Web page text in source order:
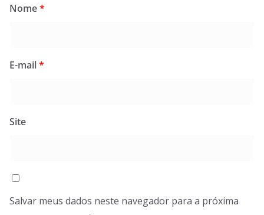
Nome*
E-mail*
Site
Salvar meus dados neste navegador para a próxima